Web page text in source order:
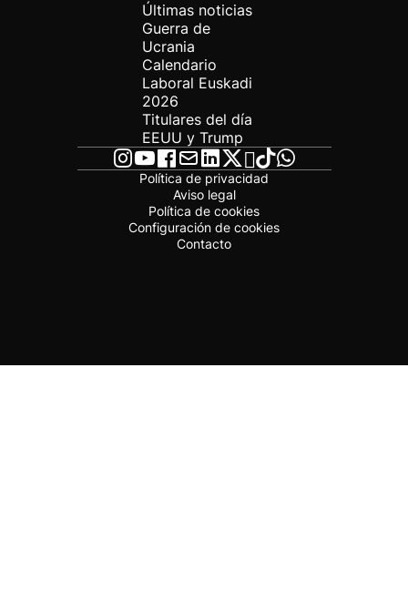
Últimas noticias
Guerra de
Ucrania
Calendario
Laboral Euskadi
2026
Titulares del día
EEUU y Trump
Política de privacidad
Aviso legal
Política de cookies
Configuración de cookies
Contacto